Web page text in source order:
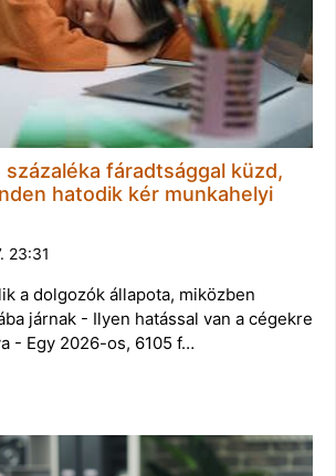
fáradtsággal küzd,
hatodik kér munkahelyi
23:31
a dolgozók állapota, miközben
járnak - Ilyen hatással van a cégekre
- Egy 2026-os, 6105 f…